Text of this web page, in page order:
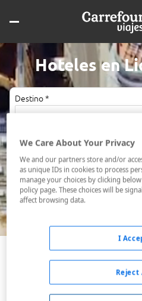
Hoteles en
Destino *
09/08/2026 - 10/08/2026
Ocupación *
1 habitación, 2 adultos
We Care About Your Privacy
We and our partners store and/or
as unique IDs in cookies to process
manage your choices by clicking
policy page. These choices will be
affect browsing data.
Reject
I